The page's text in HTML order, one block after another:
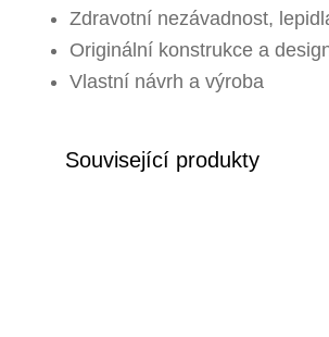
Zdravotní nezávadnost,
Originální konstrukce a
Vlastní návrh a výroba
Související produkty